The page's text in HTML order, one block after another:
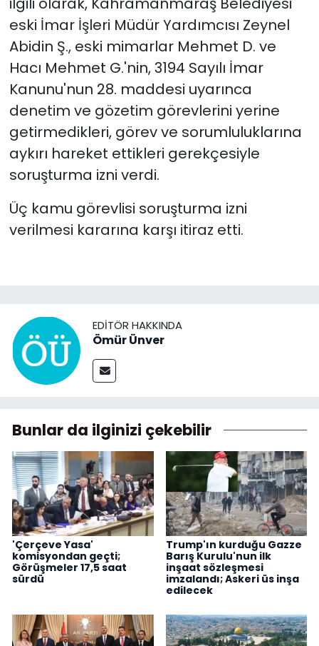
eski İmar İşleri Müdür Yardımcısı Zeynel
Abidin Ş., eski mimarlar Mehmet D. ve
Hacı Mehmet G.'nin, 3194 Sayılı İmar
Kanunu'nun 28. maddesi uyarınca
denetim ve gözetim görevlerini yerine
getirmedikleri, görev ve sorumluluklarına
aykırı hareket ettikleri gerekçesiyle
soruşturma izni verdi.
Üç kamu görevlisi soruşturma izni
verilmesi kararına karşı itiraz etti.
EDITÖR HAKKINDA
Ömür Ünver
Bunlar da ilginizi çekebilir
'Çerçeve Yasa'
komisyondan geçti;
Görüşmeler 17,5 saat
sürdü
Trump'ın kurduğu Gazze
Barış Kurulu'nun ilk
inşaat sözleşmesi
imzalandı; Askeri üs inşa
edilecek